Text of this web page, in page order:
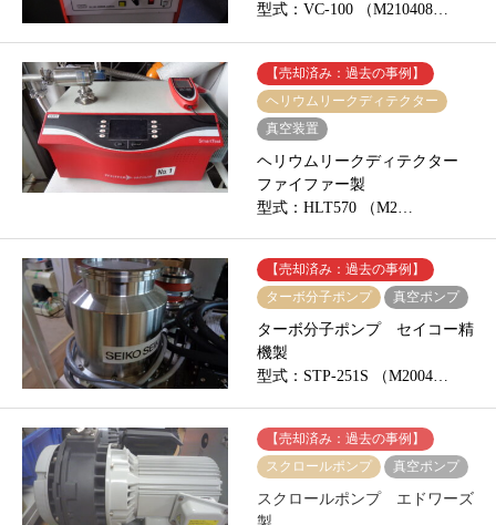
型式：VC-100 （M210408…
【売却済み：過去の事例】
ヘリウムリークディテクター
真空装置
ヘリウムリークディテクター
ファイファー製
型式：HLT570 （M2…
【売却済み：過去の事例】
ターボ分子ポンプ
真空ポンプ
ターボ分子ポンプ セイコー精
機製
型式：STP-251S （M2004…
【売却済み：過去の事例】
スクロールポンプ
真空ポンプ
スクロールポンプ エドワーズ